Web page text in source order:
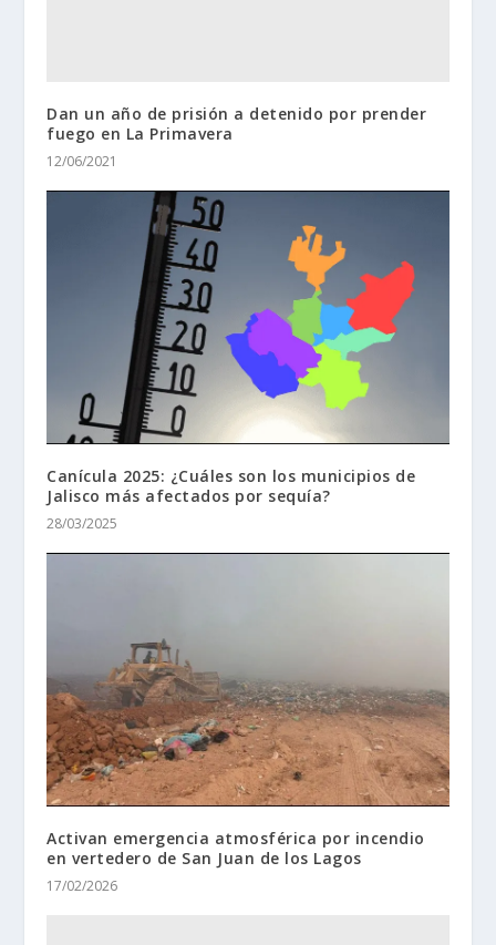
Dan un año de prisión a detenido por prender
fuego en La Primavera
12/06/2021
Canícula 2025: ¿Cuáles son los municipios de
Jalisco más afectados por sequía?
28/03/2025
Activan emergencia atmosférica por incendio
en vertedero de San Juan de los Lagos
17/02/2026